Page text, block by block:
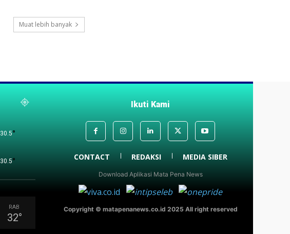
Muat lebih banyak
30.5°
30.5°
RAB
32°
Ikuti Kami
CONTACT REDAKSI MEDIA SIBER
Download Aplikasi Mata Pena News
Copyright © matapenanews.co.id 2025 All right reserved